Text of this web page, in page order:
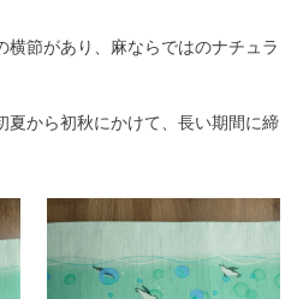
横節があり、麻ならではのナチュラ
夏から初秋にかけて、長い期間に締